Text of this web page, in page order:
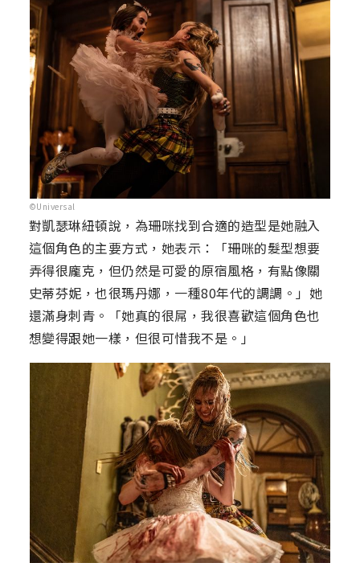
©Universal
對凱瑟琳紐頓說，為珊咪找到合適的造型是她融入
這個角色的主要方式，她表示：「珊咪的髮型想要
弄得很龐克，但仍然是可愛的原宿風格，有點像關
史蒂芬妮，也很瑪丹娜，一種80年代的調調。」她
還滿身刺青。「她真的很屌，我很喜歡這個角色也
想變得跟她一樣，但很可惜我不是。」